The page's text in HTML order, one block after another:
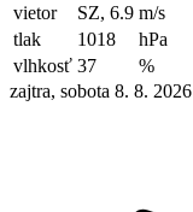
vietor
SZ, 6.9 m/s
tlak
1018
hPa
vlhkosť 37
%
zajtra, sobota 8. 8. 2026